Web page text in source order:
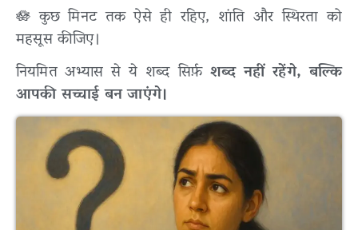
🪷 कुछ मिनट तक ऐसे ही रहिए, शांति और स्थिरता को
महसूस कीजिए।
नियमित अभ्यास से ये शब्द सिर्फ़ शब्द नहीं रहेंगे, बल्कि
आपकी सच्चाई बन जाएंगे।